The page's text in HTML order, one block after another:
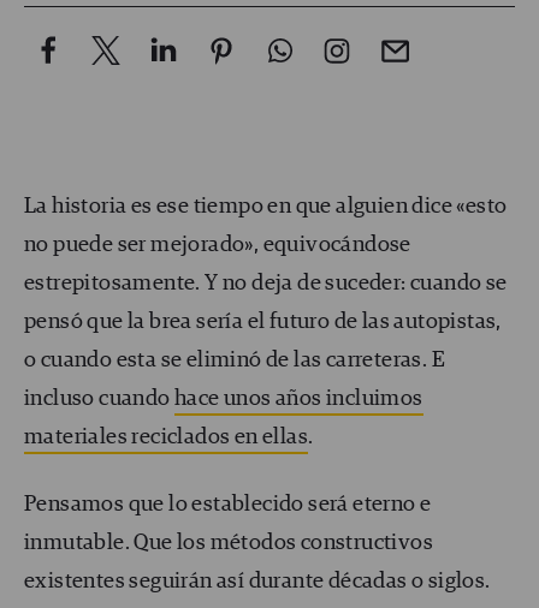
La historia es ese tiempo en que alguien dice «esto
no puede ser mejorado», equivocándose
estrepitosamente. Y no deja de suceder: cuando se
pensó que la brea sería el futuro de las autopistas,
o cuando esta se eliminó de las carreteras. E
incluso cuandohace unos años incluimos
materiales reciclados en ellas.
Pensamos que lo establecido será eterno e
inmutable. Que los métodos constructivos
existentes seguirán así durante décadas o siglos.